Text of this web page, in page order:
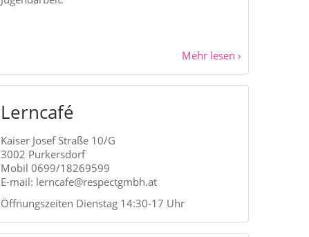
Mehr lesen ›
Lerncafé
Kaiser Josef Straße 10/G
3002 Purkersdorf
Mobil 0699/18269599
E-mail: lerncafe@respectgmbh.at
Öffnungszeiten Dienstag 14:30-17 Uhr